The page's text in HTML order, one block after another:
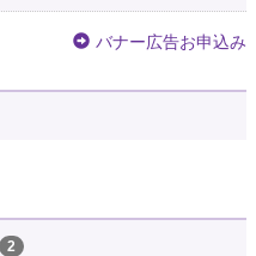
バナー広告お申込み
2